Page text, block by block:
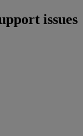
issues